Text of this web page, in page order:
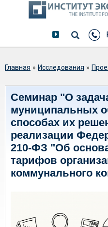
Вы здесь
Главная » Исследования »
Семинар "О
муниципальных
способах их
реализации
210-ФЗ "Об
тарифов
коммунального